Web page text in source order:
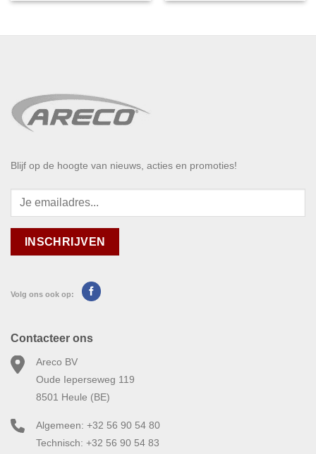
Blijf op de hoogte van nieuws, acties en promoties!
Volg ons ook op:
Contacteer ons
Areco BV
Oude Ieperseweg 119
8501 Heule (BE)
Algemeen: +32 56 90 54 80
Technisch: +32 56 90 54 83